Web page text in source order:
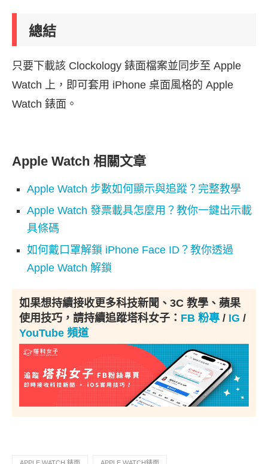
總結
只要下載該 Clockology 錶面檔案並同步至 Apple
Watch 上，即可套用 iPhone 桌面風格的 Apple
Watch 錶面。
Apple Watch 相關文章
Apple Watch 步數如何顯示與追蹤？完整教學
Apple Watch 發票載具怎麼用？教你一鍵出示載
具條碼
如何戴口罩解鎖 iPhone Face ID？教你透過
Apple Watch 解鎖
如果想持續接收更多科技新聞、3C 教學、蘋果
使用技巧，請持續追蹤塔科女子： FB 粉專 / IG /
YouTube 頻道
APPLE WATCH 錶面 APPLE WATCH錶面